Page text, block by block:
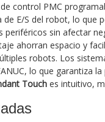
control PMC
E/S del robot, lo que
periféricos sin afectar
ahorran espacio y
robots. Los
lo que garantiza
Touch es intuitivo,